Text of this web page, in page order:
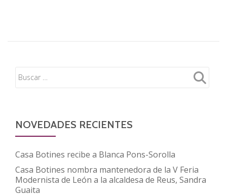
la
para
de
elaborados
NOVEDADES RECIENTES
Casa Botines recibe a Blanca Pons-Sorolla
Casa Botines nombra mantenedora de la V Feria
Modernista de León a la alcaldesa de Reus, Sandra
Guaita